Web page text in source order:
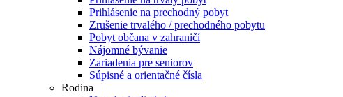
Prihlásenie na prechodný pobyt
Zrušenie trvalého / prechodného pobytu
Pobyt občana v zahraničí
Nájomné bývanie
Zariadenia pre seniorov
Súpisné a orientačné čísla
Rodina